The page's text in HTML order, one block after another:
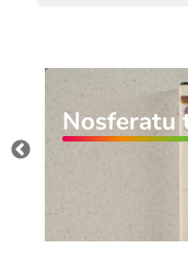
Nosferatu